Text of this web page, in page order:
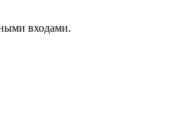
входами.